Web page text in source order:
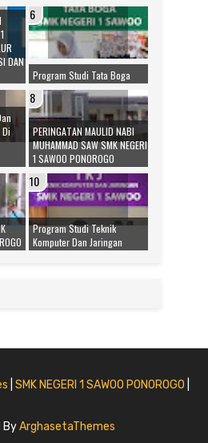
DAN
Program Studi Tata Boga
PERINGATAN MAULID NABI
MUHAMMAD SAW SMK NEGERI
1 SAWOO PONOROGO
Program Studi Teknik
Komputer Dan Jaringan
SMK NEGERI 1 SAWOO PONOROGO
ByArghasetaThemes